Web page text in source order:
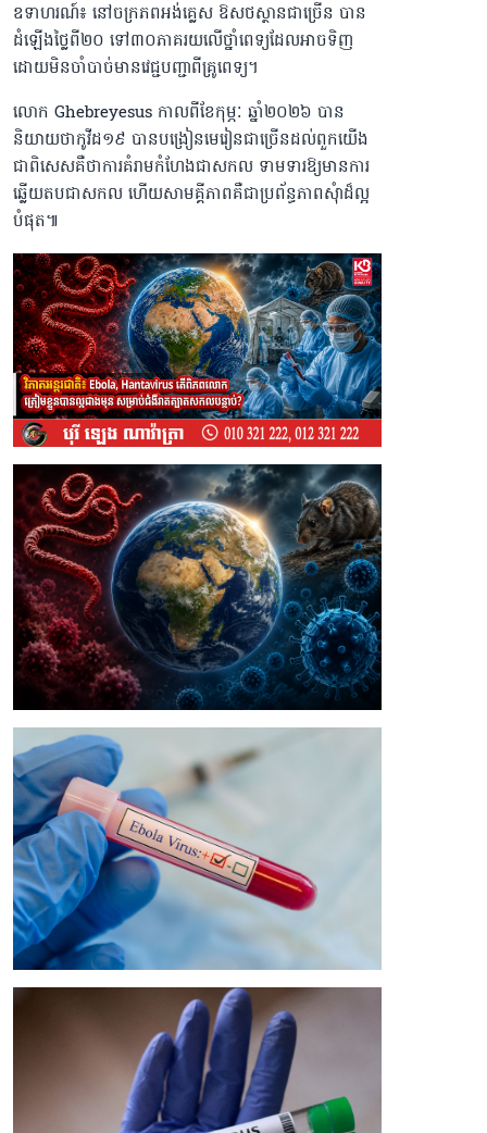
ឧទាហរណ៍៖ នៅចក្រភពអង់គ្លេស ឱសថស្ថានជាច្រើន បាន
ដំឡើងថ្លៃពី២០ ទៅ៣០ភាគរយលើថ្នាំពេទ្យដែលអាចទិញ
ដោយមិនចាំបាច់មានវេជ្ជបញ្ជាពីគ្រូពេទ្យ។
លោក Ghebreyesus កាលពីខែកុម្ភៈ ឆ្នាំ២០២៦ បាន
និយាយថាកូវីដ១៩ បានបង្រៀនមេរៀនជាច្រើនដល់ពួកយើង
ជាពិសេសគឺថាការគំរាមកំហែងជាសកល ទាមទារឱ្យមានការ
ឆ្លើយតបជាសកល ហើយសាមគ្គីភាពគឺជាប្រព័ន្ធភាពសុំាដ៏ល្អ
បំផុត៕